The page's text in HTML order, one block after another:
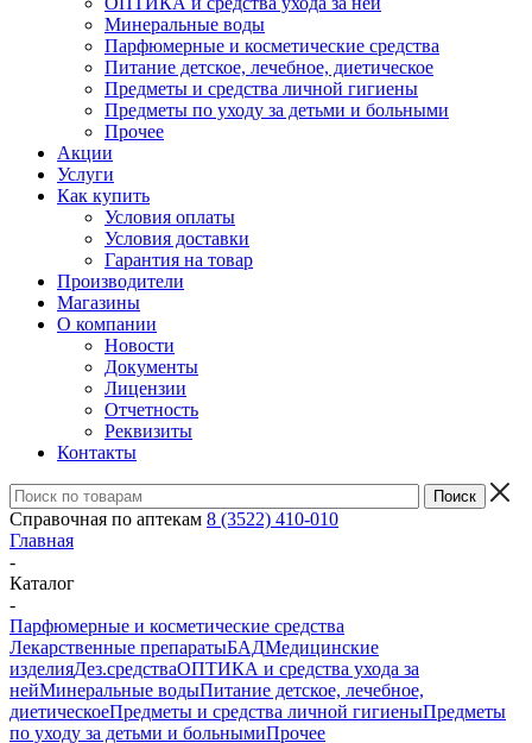
Минеральные воды
Парфюмерные и косметические средства
Питание детское, лечебное, диетическое
Предметы и средства личной гигиены
Предметы по уходу за детьми и больными
Прочее
Акции
Услуги
Как купить
Условия оплаты
Условия доставки
Гарантия на товар
Производители
Магазины
О компании
Новости
Документы
Лицензии
Отчетность
Реквизиты
Контакты
Справочная по аптекам 8 (3522) 410-010
Главная
-
Каталог
-
Парфюмерные и косметические средства
Лекарственные препаратыБАДМедицинские
изделияДез.средстваОПТИКА и средства ухода за
нейМинеральные водыПитание детское, лечебное,
диетическоеПредметы и средства личной гигиеныПредметы
по уходу за детьми и больнымиПрочее